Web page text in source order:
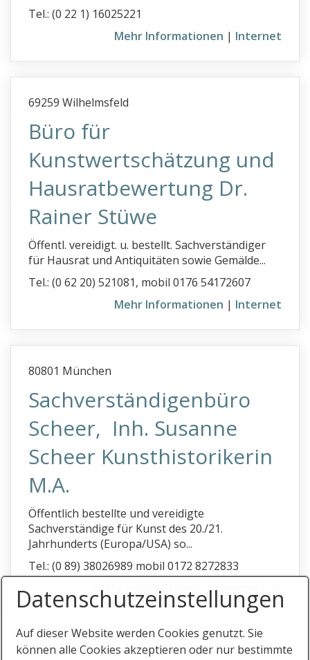
q
s
t
u
v
w
xyz
KFZ-Sachverständige
Tel.: (0 22 1) 16025221
Mehr Informationen | Internet
69259 Wilhelmsfeld
Büro für
Kunstwertschätzung und
Hausratbewertung Dr.
Rainer Stüwe
Öffentl. vereidigt. u. bestellt. Sachverständiger
für Hausrat und Antiquitäten sowie Gemälde...
Tel.: (0 62 20) 521081, mobil 0176 54172607
Mehr Informationen | Internet
80801 München
Sachverständigenbüro
Scheer, Inh. Susanne
Scheer Kunsthistorikerin
M.A.
Öffentlich bestellte und vereidigte
Sachverständige für Kunst des 20./21.
Jahrhunderts (Europa/USA) so...
Tel.: (0 89) 38026989 mobil 0172 8272833
Mehr Informationen
| Internet k. A.
Datenschutz­einstellungen
Auf dieser Website werden Cookies genutzt. Sie
können alle Cookies akzeptieren oder nur bestimmte